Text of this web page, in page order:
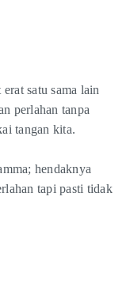
satu sama lain
perlahan tanpa
tangan kita.
hendaknya
tapi pasti tidak